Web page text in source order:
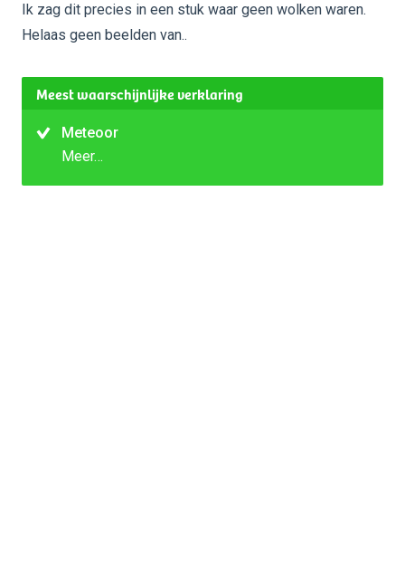
Ik zag dit precies in een stuk waar geen wolken waren.
Helaas geen beelden van..
Meest waarschijnlijke verklaring
Meteoor
Meer…